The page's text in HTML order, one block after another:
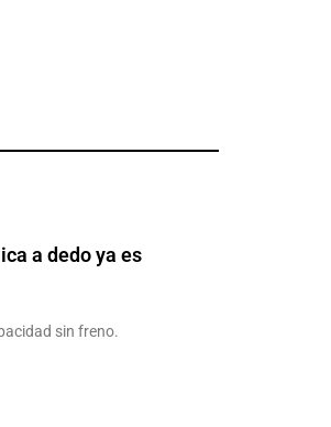
a dedo ya es
sin freno.